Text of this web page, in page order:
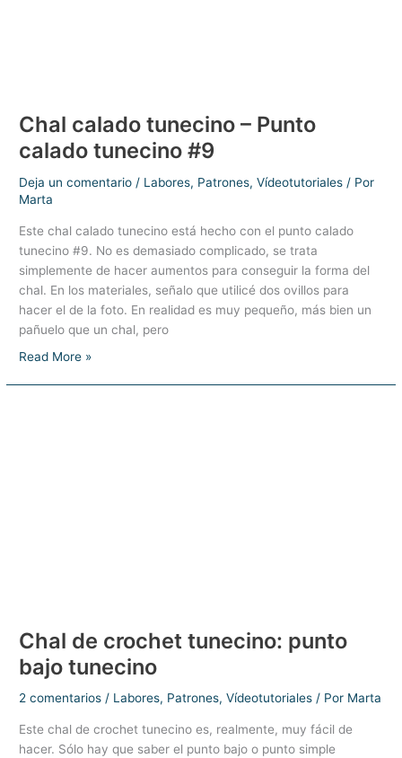
Chal calado tunecino – Punto
calado tunecino #9
Deja un comentario / Labores, Patrones,Vídeotutoriales / Por
Marta
Este chal calado tunecino está hecho con el punto calado
tunecino #9. No es demasiado complicado, se trata
simplemente de hacer aumentos para conseguir la forma del
chal. En los materiales, señalo que utilicé dos ovillos para
hacer el de la foto. En realidad es muy pequeño, más bien un
pañuelo que un chal, pero
Chal
Read More »
Chal de crochet tunecino: punto
bajo tunecino
2 comentarios / Labores, Patrones,Vídeotutoriales / Por Marta
Este chal de crochet tunecino es, realmente, muy fácil de
hacer. Sólo hay que saber el punto bajo o punto simple